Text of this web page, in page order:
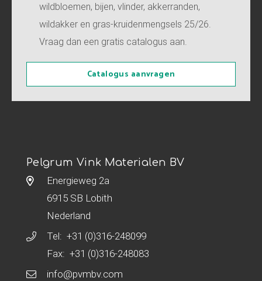
wildbloemen, bijen, vlinder, akkerranden,
wildakker en gras-kruidenmengsels 25/26.
Vraag dan een gratis catalogus aan.
Catalogus aanvragen
Pelgrum Vink Materialen BV
Energieweg 2a
6915 SB Lobith
Nederland
Tel: +31 (0)316-248099
Fax: +31 (0)316-248083
info@pvmbv.com